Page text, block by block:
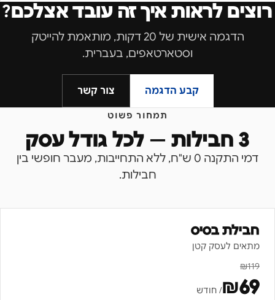
רוצים לראות איך זה עובד אצלכם?
הדגמה אישית של 20 דקות, מותאמת ל
הייטק
וסטארטאפים, בעברית.
קבע הדגמה צור קשר
תמחור פשוט
3 חבילות — לכל גודל עסק
דמי התקנה 0 ש"ח, ללא התחייבות, מעבר חופשי בין
חבילות.
חבילת בסיס
מתאים לעסק קטן
₪119
₪69 / חודש